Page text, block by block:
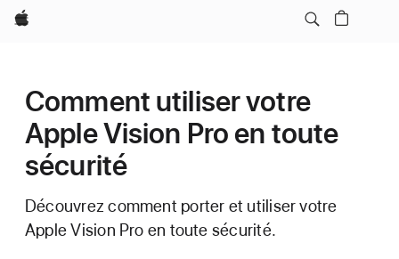
Apple
Comment utiliser votre
Apple Vision Pro en toute
sécurité
Découvrez comment porter et utiliser votre
Apple Vision Pro en toute sécurité.